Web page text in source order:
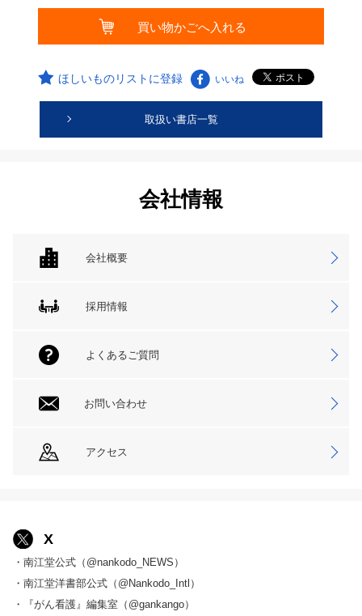
ほしいものリストに登録 いいね
取扱い書店一覧
会社情報
会社概要
採用情報
よくあるご質問
お問い合わせ
アクセス
X
・南江堂公式（@nankodo_NEWS）
・南江堂洋書部公式（@Nankodo_Intl）
・『がん看護』編集室（@gankango）